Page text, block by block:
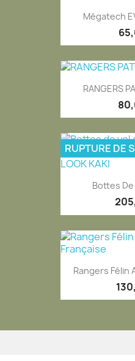
Mégatech
RANGERS
Bottes
RUPTURE DE
Rangers Félin